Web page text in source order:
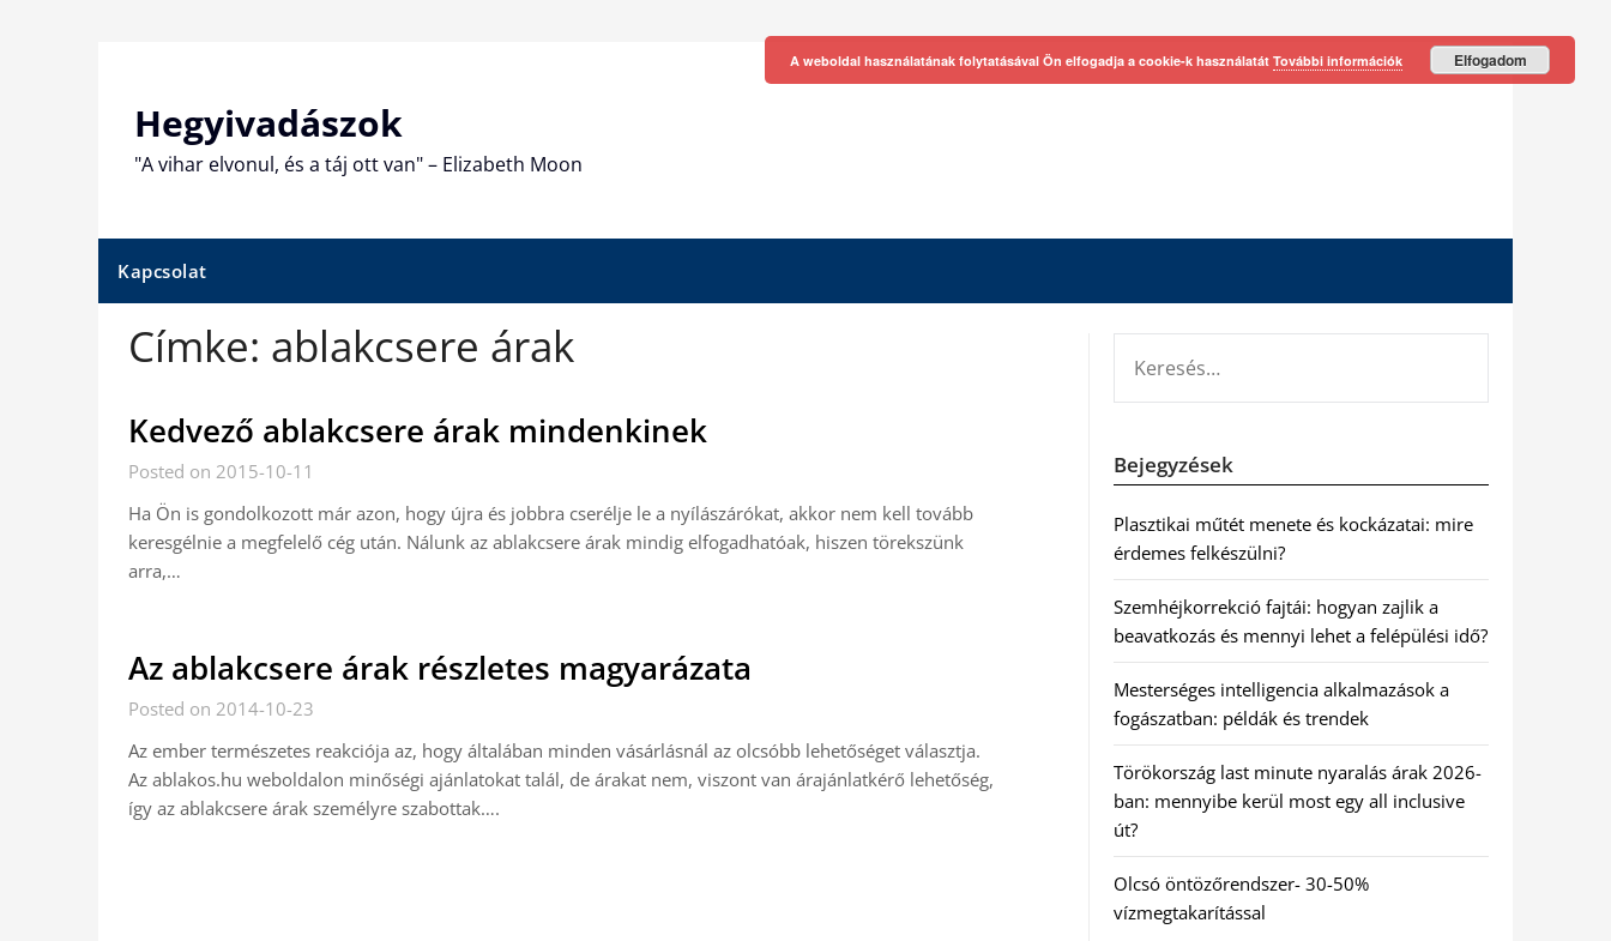
Hegyivadászok
"A vihar elvonul, és a táj ott van" – Elizabeth Moon
Kapcsolat
Címke: ablakcsere árak
Kedvező ablakcsere árak mindenkinek
Posted on 2015-10-11
Ha Ön is gondolkozott már azon, hogy újra és jobbra cserélje le a nyílászárókat, akkor nem kell tovább
keresgélnie a megfelelő cég után. Nálunk az ablakcsere árak mindig elfogadhatóak, hiszen törekszünk
arra,…
Az ablakcsere árak részletes magyarázata
Posted on 2014-10-23
Az ember természetes reakciója az, hogy általában minden vásárlásnál az olcsóbb lehetőséget választja.
Az ablakos.hu weboldalon minőségi ajánlatokat talál, de árakat nem, viszont van árajánlatkérő lehetőség,
így az ablakcsere árak személyre szabottak….
Bejegyzések
Plasztikai műtét menete és kockázatai: mire
érdemes felkészülni?
Szemhéjkorrekció fajtái: hogyan zajlik a
beavatkozás és mennyi lehet a felépülési idő?
Mesterséges intelligencia alkalmazások a
fogászatban: példák és trendek
Törökország last minute nyaralás árak 2026-
ban: mennyibe kerül most egy all inclusive
út?
Olcsó öntözőrendszer- 30-50%
vízmegtakarítással
A weboldal használatának folytatásával Ön elfogadja a cookie-k használatát További információk Elfogadom